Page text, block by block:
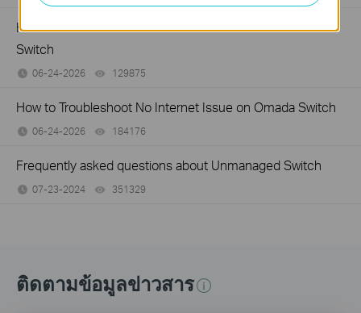
How to Troubleshoot Unstable Internet Issue on Omada
Switch
06-24-2026 129875
How to Troubleshoot No Internet Issue on Omada Switch
06-24-2026 184176
Frequently asked questions about Unmanaged Switch
07-23-2024 351329
ติดตามข้อมูลข่าวสาร